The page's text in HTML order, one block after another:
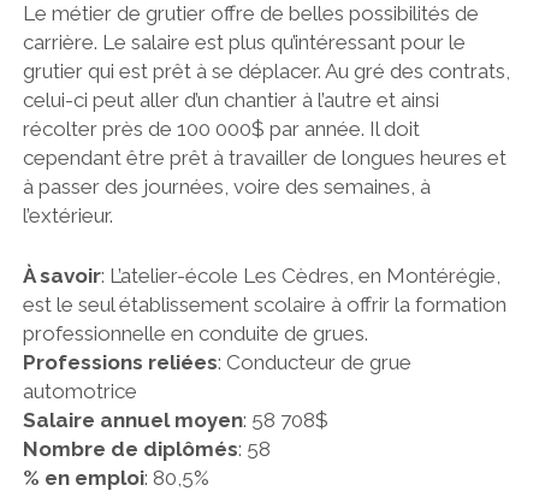
Le métier de grutier offre de belles possibilités de
carrière. Le salaire est plus qu’intéressant pour le
grutier qui est prêt à se déplacer. Au gré des contrats,
celui-ci peut aller d’un chantier à l’autre et ainsi
récolter près de 100 000$ par année. Il doit
cependant être prêt à travailler de longues heures et
à passer des journées, voire des semaines, à
l’extérieur.
À savoir: L’atelier-école Les Cèdres, en Montérégie,
est le seul établissement scolaire à offrir la formation
professionnelle en conduite de grues.
Professions reliées: Conducteur de grue
automotrice
Salaire annuel moyen: 58 708$
Nombre de diplômés: 58
% en emploi: 80,5%